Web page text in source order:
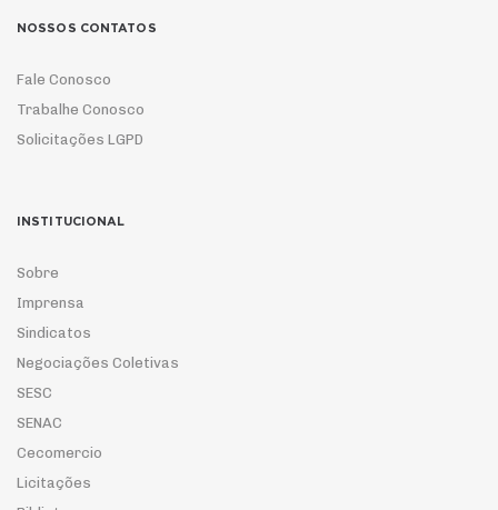
NOSSOS CONTATOS
Fale Conosco
Trabalhe Conosco
Solicitações LGPD
INSTITUCIONAL
Sobre
Imprensa
Sindicatos
Negociações Coletivas
SESC
SENAC
Cecomercio
Licitações